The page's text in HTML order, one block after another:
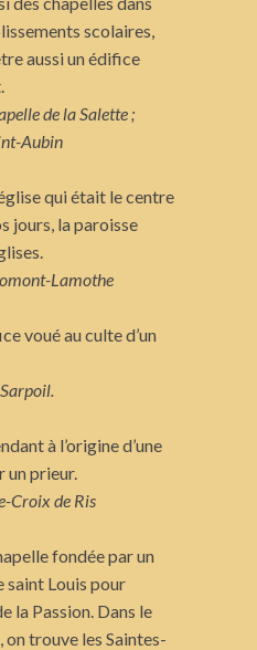
scolaires,
aussi un édifice
de la Salette ;
Aubin
qui était le centre
jours, la paroisse
Lamothe
voué au culte d’un
à l’origine d’une
un prieur.
Croix de Ris
fondée par un
saint Louis pour
la Passion. Dans le
trouve les Saintes-